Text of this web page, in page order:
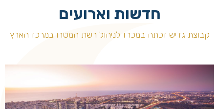
חדשות וארועים
קבוצת גדיש זכתה במכרז לניהול רשת המטרו במרכז הארץ